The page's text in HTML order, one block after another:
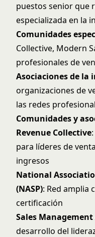
puestos senior que
especializada en la
Comunidades
Collective, Modern
profesionales de
Asociaciones de la
organizaciones de
las redes
Comunidades y
Revenue Collective
para líderes de
ingresos
National
(NASP): Red amplia
certificación
Sales
desarrollo del